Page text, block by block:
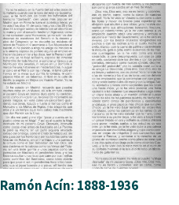
Ramón Acín: 1888-1936